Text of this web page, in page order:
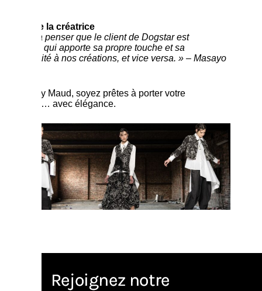
Le mot de la créatrice
« J’aime à penser que le client de Dogstar est
quelqu’un qui apporte sa propre touche et sa
personnalité à nos créations, et vice versa. » – Masayo
Chez Abby Maud, soyez prêtes à porter votre
différence… avec élégance.
Rejoignez notre